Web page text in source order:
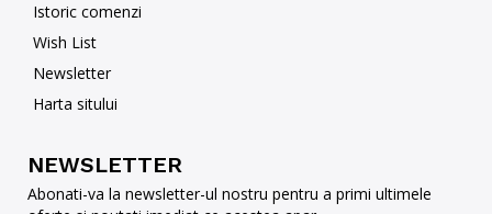
Istoric comenzi
Wish List
Newsletter
Harta sitului
NEWSLETTER
Abonati-va la newsletter-ul nostru pentru a primi ultimele